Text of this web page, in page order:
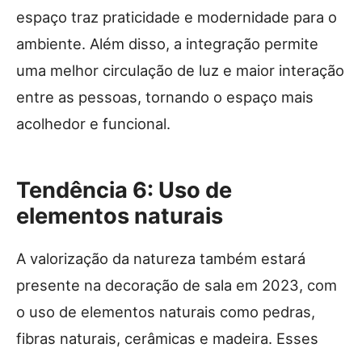
espaço traz praticidade e modernidade para o
ambiente. Além disso, a integração permite
uma melhor circulação de luz e maior interação
entre as pessoas, tornando o espaço mais
acolhedor e funcional.
Tendência 6: Uso de
elementos naturais
A valorização da natureza também estará
presente na decoração de sala em 2023, com
o uso de elementos naturais como pedras,
fibras naturais, cerâmicas e madeira. Esses